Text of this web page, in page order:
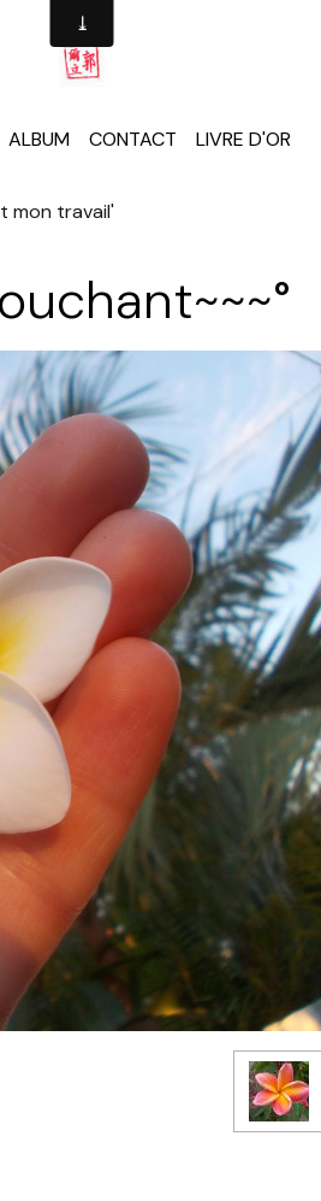
ALBUM CONTACT LIVRE D'OR
mon travail'